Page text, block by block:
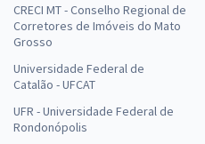
CRECI MT - Conselho Regional de
Corretores de Imóveis do Mato
Grosso
Universidade Federal de
Catalão - UFCAT
UFR - Universidade Federal de
Rondonópolis